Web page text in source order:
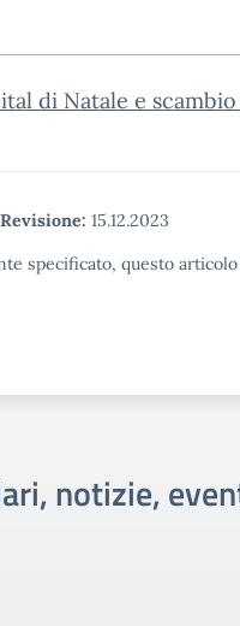
di Natale e
Revisione: 15.12.2023
specificato, questo
notizie,